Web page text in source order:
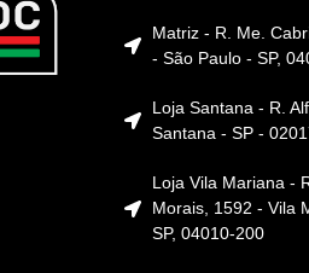
Matriz - R. Me.
- São Paulo - SP,
Loja Santana - R.
Santana - SP -
Loja Vila Mariana -
Morais, 1592 - Vila
SP, 04010-200